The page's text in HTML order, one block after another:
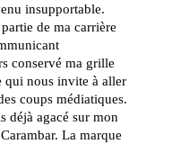
insupportable.
de ma carrière
conservé ma grille
qui nous invite à aller
coups médiatiques.
déjà agacé sur mon
La marque